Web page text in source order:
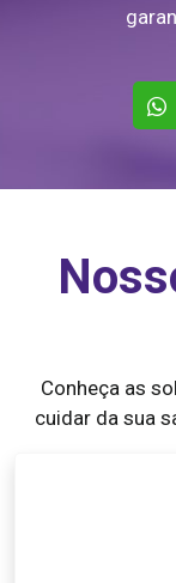
Conheça as
cuidar da sua